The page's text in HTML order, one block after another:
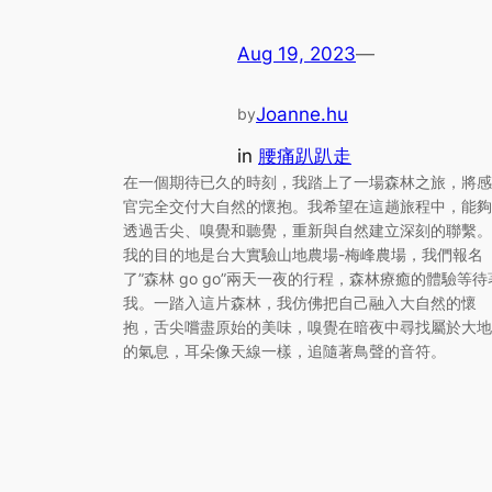
Aug 19, 2023—
byJoanne.hu
in 腰痛趴趴走
在一個期待已久的時刻，我踏上了一場森林之旅，將感
官完全交付大自然的懷抱。我希望在這趟旅程中，能夠
透過舌尖、嗅覺和聽覺，重新與自然建立深刻的聯繫。
我的目的地是台大實驗山地農場-梅峰農場，我們報名
了”森林 go go”兩天一夜的行程，森林療癒的體驗等待
我。一踏入這片森林，我仿佛把自己融入大自然的懷
抱，舌尖嚐盡原始的美味，嗅覺在暗夜中尋找屬於大地
的氣息，耳朵像天線一樣，追隨著鳥聲的音符。